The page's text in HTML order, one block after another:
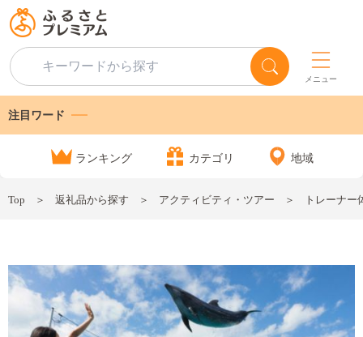
メニュー
注目ワード
ランキング カテゴリ 地域
Top 返礼品から探す アクティビティ・ツアー トレーナー